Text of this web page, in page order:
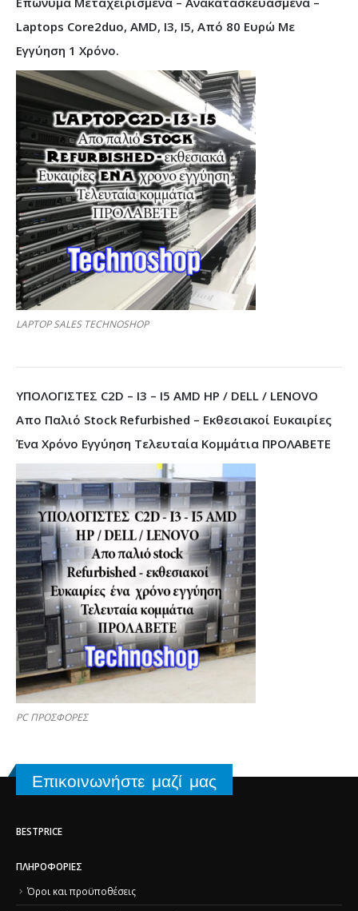
Laptops Core2duo, AMD, I3, I5, Από 80 Ευρώ Με
Εγγύηση 1 Χρόνο.
LAPTOP SALES TECHNOSHOP
ΥΠΟΛΟΓΙΣΤΕΣ C2D – I3 – I5 AMD HP / DELL / LENOVO
Απο Παλιό Stock Refurbished – Εκθεσιακοί Ευκαιρίες
Ένα Χρόνο Εγγύηση Τελευταία Κομμάτια ΠΡΟΛΑΒΕΤΕ
PC ΠΡΟΣΦΟΡΕΣ
Επικοινωνήστε μαζί μας
BESTPRICE
ΠΛΗΡΟΦΟΡΊΕΣ
Όροι και προϋποθέσεις